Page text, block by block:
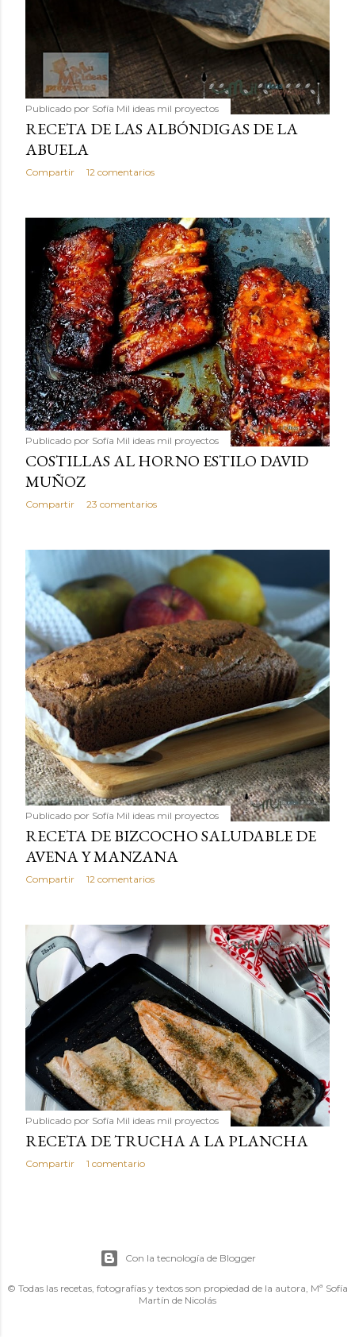
Publicado por Sofía Mil ideas mil proyectos
RECETA DE LAS ALBÓNDIGAS DE LA
ABUELA
Compartir 12 comentarios
Publicado por Sofía Mil ideas mil proyectos
COSTILLAS AL HORNO ESTILO DAVID
MUÑOZ
Compartir 23 comentarios
Publicado por Sofía Mil ideas mil proyectos
RECETA DE BIZCOCHO SALUDABLE DE
AVENA Y MANZANA
Compartir 12 comentarios
Publicado por Sofía Mil ideas mil proyectos
RECETA DE TRUCHA A LA PLANCHA
Compartir 1 comentario
Con la tecnología de Blogger
© Todas las recetas, fotografías y textos son propiedad de la autora, Mª Sofía
Martín de Nicolás